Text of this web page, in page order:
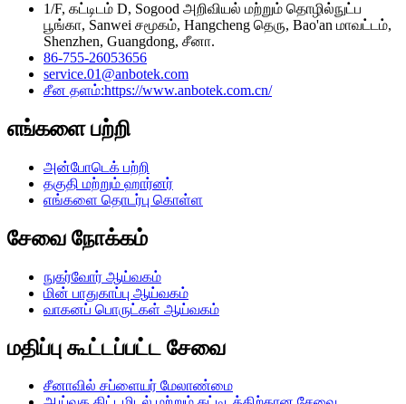
1/F, கட்டிடம் D, Sogood அறிவியல் மற்றும் தொழில்நுட்ப
பூங்கா, Sanwei சமூகம், Hangcheng தெரு, Bao'an மாவட்டம்,
Shenzhen, Guangdong, சீனா.
86-755-26053656
service.01@anbotek.com
சீன தளம்:https://www.anbotek.com.cn/
எங்களை பற்றி
அன்போடெக் பற்றி
தகுதி மற்றும் ஹார்னர்
எங்களை தொடர்பு கொள்ள
சேவை நோக்கம்
நுகர்வோர் ஆய்வகம்
மின் பாதுகாப்பு ஆய்வகம்
வாகனப் பொருட்கள் ஆய்வகம்
மதிப்பு கூட்டப்பட்ட சேவை
சீனாவில் சப்ளையர் மேலாண்மை